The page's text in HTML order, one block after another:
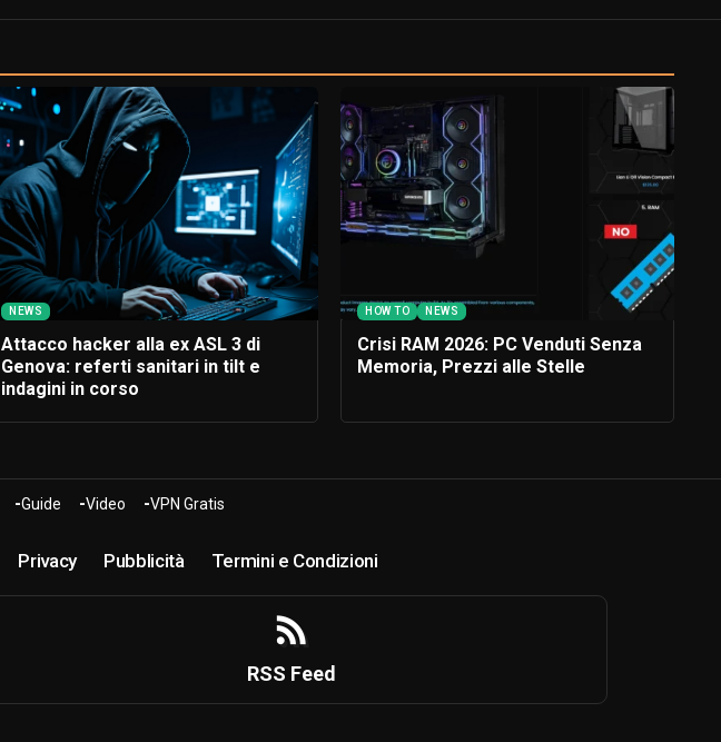
NEWS
Attacco hacker alla ex ASL 3 di
Genova: referti sanitari in tilt e
indagini in corso
HOW TO NEWS
Crisi RAM 2026: PC Venduti Senza
Memoria, Prezzi alle Stelle
Guide Video VPN Gratis
Privacy Pubblicità Termini e Condizioni
RSS Feed